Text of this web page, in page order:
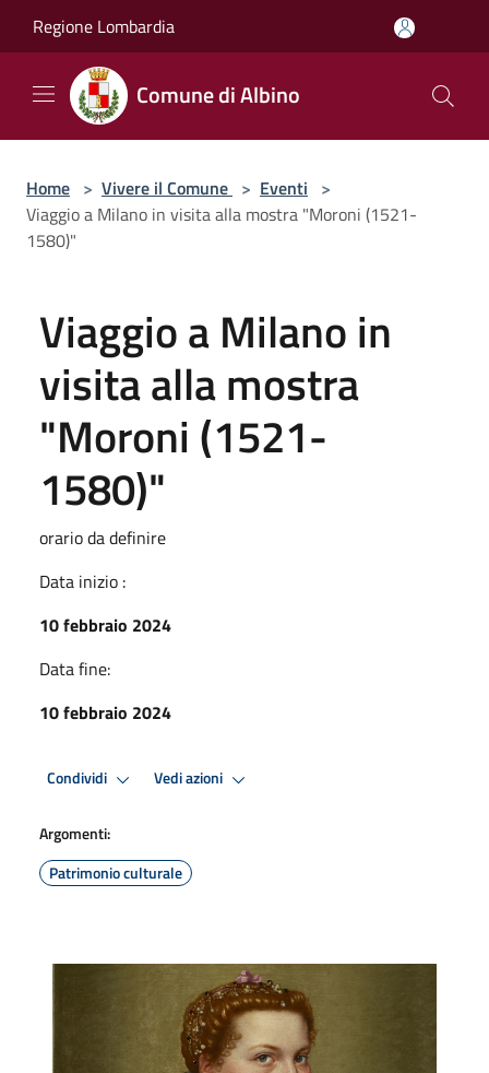
Regione Lombardia
Comune di Albino
Home > Vivere il Comune > Eventi >
Viaggio a Milano in visita alla mostra "Moroni (1521-
1580)"
Viaggio a Milano in
visita alla mostra
"Moroni (1521-
1580)"
orario da definire
Data inizio :
10 febbraio 2024
Data fine:
10 febbraio 2024
Condividi Vedi azioni
Argomenti:
Patrimonio culturale